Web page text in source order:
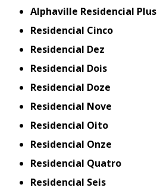
Alphaville Residencial Plus
Residencial Cinco
Residencial Dez
Residencial Dois
Residencial Doze
Residencial Nove
Residencial Oito
Residencial Onze
Residencial Quatro
Residencial Seis